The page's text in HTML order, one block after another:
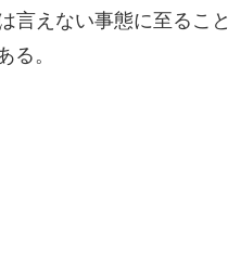
言えない事態に至るこ
。